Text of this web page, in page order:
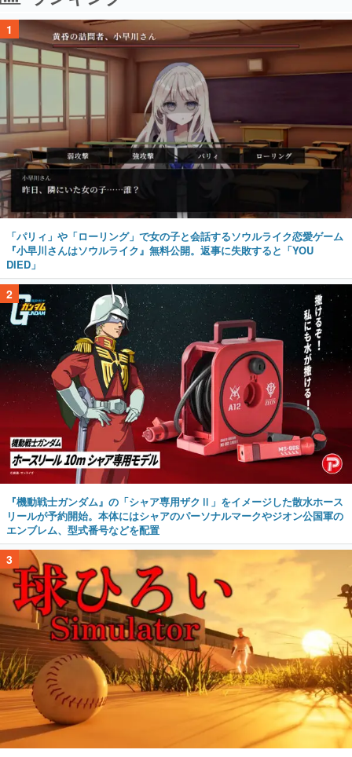
1
「パリィ」や「ローリング」で女の子と会話するソウルライク恋愛ゲーム
『小早川さんはソウルライク』無料公開。返事に失敗すると「YOU
DIED」
2
『機動戦士ガンダム』の「シャア専用ザクⅡ」をイメージした散水ホース
リールが予約開始。本体にはシャアのパーソナルマークやジオン公国軍の
エンブレム、型式番号などを配置
3